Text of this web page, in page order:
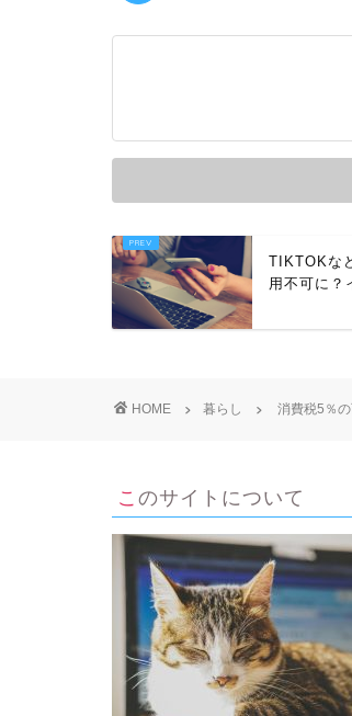
TIKTOKな
用不可に？
HOME 暮らし 消費税5％
このサイトについて